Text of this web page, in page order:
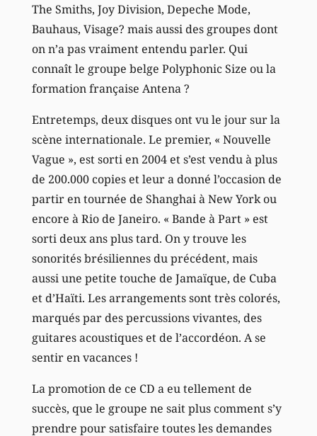
The Smiths, Joy Division, Depeche Mode,
Bauhaus, Visage? mais aussi des groupes dont
on n’a pas vraiment entendu parler. Qui
connaît le groupe belge Polyphonic Size ou la
formation française Antena ?
Entretemps, deux disques ont vu le jour sur la
scène internationale. Le premier, « Nouvelle
Vague », est sorti en 2004 et s’est vendu à plus
de 200.000 copies et leur a donné l’occasion de
partir en tournée de Shanghai à New York ou
encore à Rio de Janeiro. « Bande à Part » est
sorti deux ans plus tard. On y trouve les
sonorités brésiliennes du précédent, mais
aussi une petite touche de Jamaïque, de Cuba
et d’Haïti. Les arrangements sont très colorés,
marqués par des percussions vivantes, des
guitares acoustiques et de l’accordéon. A se
sentir en vacances !
La promotion de ce CD a eu tellement de
succès, que le groupe ne sait plus comment s’y
prendre pour satisfaire toutes les demandes